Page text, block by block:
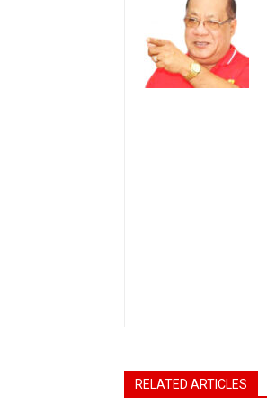
RELATED ARTICLES